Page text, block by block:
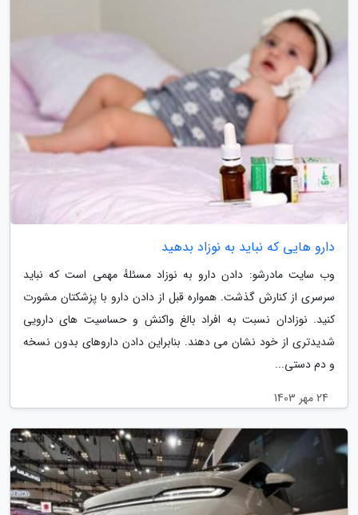
دارو هایی که نباید به نوزاد بدهید
وب سایت مادرشو: دادن دارو به نوزاد مسئلهٔ مهمی است که نباید
سرسری از کنارش گذشت. همواره قبل از دادن دارو با پزشکتان مشورت
کنید. نوزادان نسبت به افراد بالغ واکنش و حساسیت های دارویی
شدیدتری از خود نشان می دهند. بنابراین دادن داروهای بدون نسخه
و دم دستی...
24 مهر 1403